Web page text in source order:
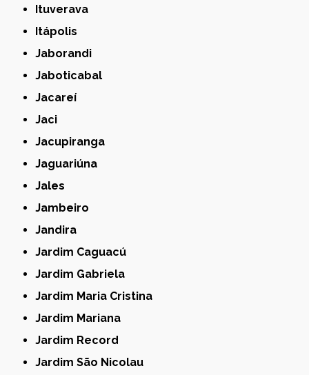
Ituverava
Itápolis
Jaborandi
Jaboticabal
Jacareí
Jaci
Jacupiranga
Jaguariúna
Jales
Jambeiro
Jandira
Jardim Caguacú
Jardim Gabriela
Jardim Maria Cristina
Jardim Mariana
Jardim Record
Jardim São Nicolau